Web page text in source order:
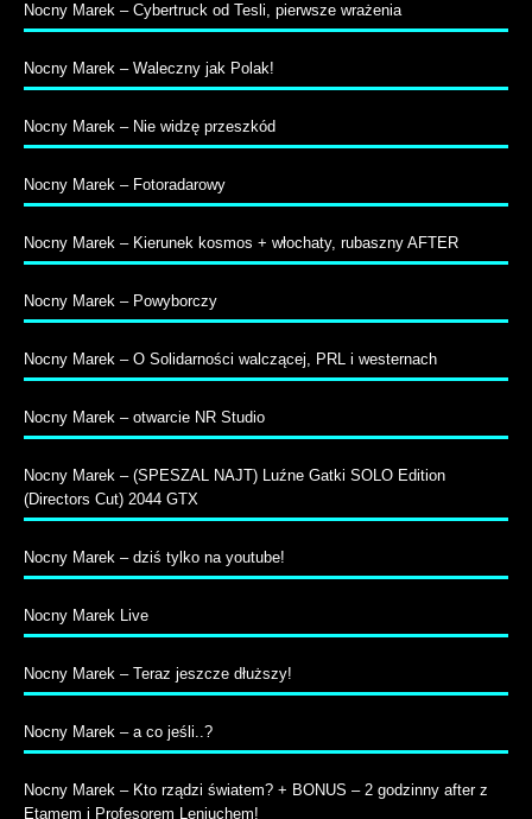
Nocny Marek – Cybertruck od Tesli, pierwsze wrażenia
Nocny Marek – Waleczny jak Polak!
Nocny Marek – Nie widzę przeszkód
Nocny Marek – Fotoradarowy
Nocny Marek – Kierunek kosmos + włochaty, rubaszny AFTER
Nocny Marek – Powyborczy
Nocny Marek – O Solidarności walczącej, PRL i westernach
Nocny Marek – otwarcie NR Studio
Nocny Marek – (SPESZAL NAJT) Luźne Gatki SOLO Edition
(Directors Cut) 2044 GTX
Nocny Marek – dziś tylko na youtube!
Nocny Marek Live
Nocny Marek – Teraz jeszcze dłuższy!
Nocny Marek – a co jeśli..?
Nocny Marek – Kto rządzi światem? + BONUS – 2 godzinny after z
Etamem i Profesorem Leniuchem!